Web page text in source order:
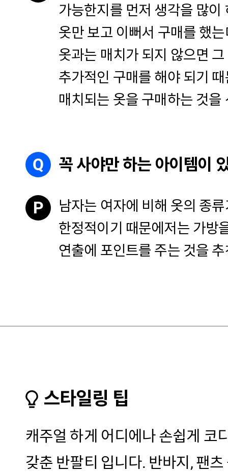
가능한지를 먼저 생각을 많이
옷만 보고 이뻐서 구매를 했
옷과는 매치가 되지 않으면
추가적인 구매를 해야 되기
매치되는 옷을 구매하는 것을
Q 꼭 사야만 하는 아이템이
P
남자는 여자에 비해 옷의 종
한정적이기 때문에 저는 가방
연출에 포인트를 주는 것을
스타일링 팁
캐주얼 하게 어디에나 손쉽게 코
갖춘 반팔티 입니다. 반바지, 팬